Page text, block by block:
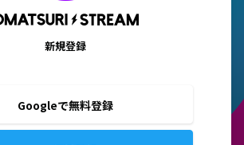
新規登録
Googleで無料登録